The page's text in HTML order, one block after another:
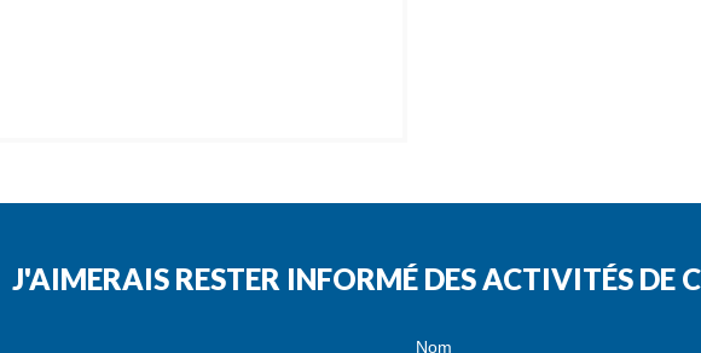
J'AIMERAIS RESTER INFORMÉ DES ACTIVITÉS DE
Nom